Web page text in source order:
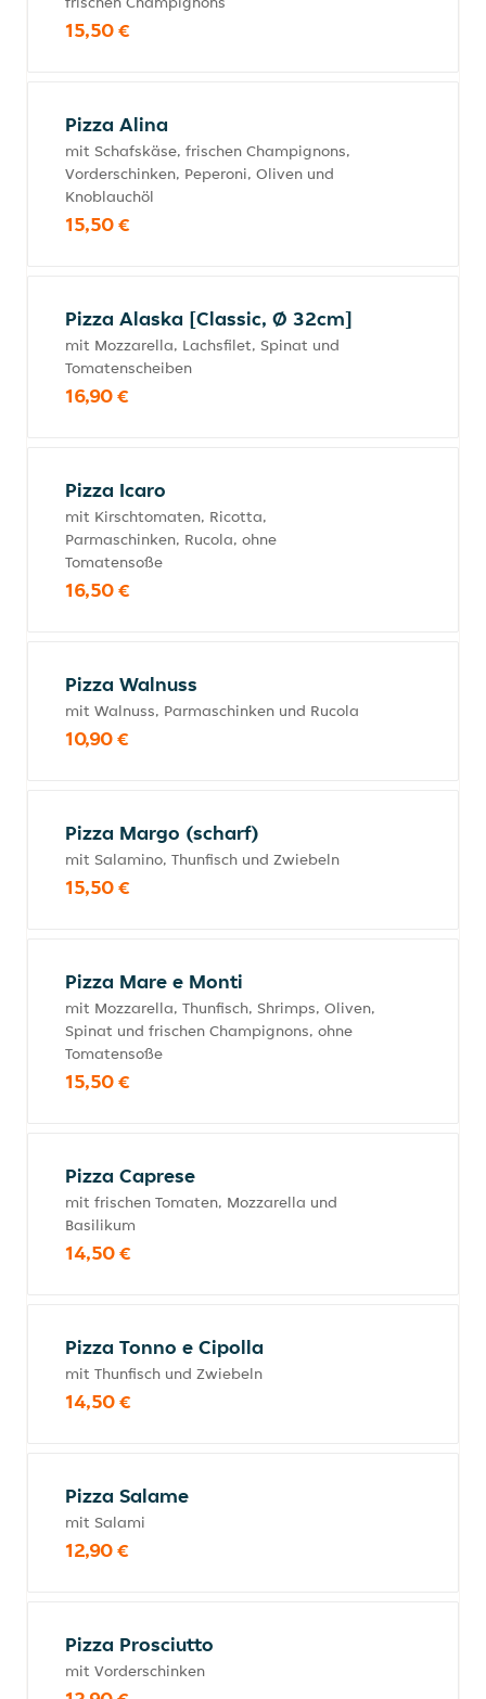
15,50 €
Pizza Alina
mit Schafskäse, frischen Champignons,
Vorderschinken, Peperoni, Oliven und
Knoblauchöl
15,50 €
Pizza Alaska [Classic, Ø 32cm]
mit Mozzarella, Lachsfilet, Spinat und
Tomatenscheiben
16,90 €
Pizza Icaro
mit Kirschtomaten, Ricotta,
Parmaschinken, Rucola, ohne
Tomatensoße
16,50 €
Pizza Walnuss
mit Walnuss, Parmaschinken und Rucola
10,90 €
Pizza Margo (scharf)
mit Salamino, Thunfisch und Zwiebeln
15,50 €
Pizza Mare e Monti
mit Mozzarella, Thunfisch, Shrimps, Oliven,
Spinat und frischen Champignons, ohne
Tomatensoße
15,50 €
Pizza Caprese
mit frischen Tomaten, Mozzarella und
Basilikum
14,50 €
Pizza Tonno e Cipolla
mit Thunfisch und Zwiebeln
14,50 €
Pizza Salame
mit Salami
12,90 €
Pizza Prosciutto
mit Vorderschinken